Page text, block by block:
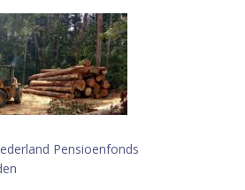
Pensioenfonds